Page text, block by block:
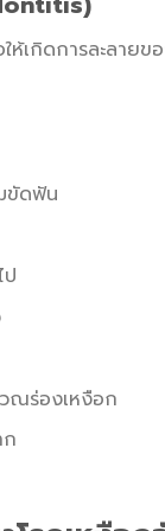
ห้เกิดการละลาย
ขัดฟัน
ณร่องเหงือก